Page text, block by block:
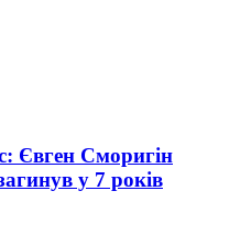
Євген Сморигін
у 7 років